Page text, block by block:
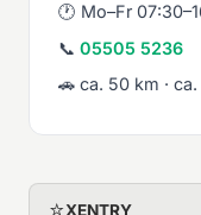
🕐 Mo–Fr
📞 05505 5236
🚗 ca. 50 km ·
XENTRY